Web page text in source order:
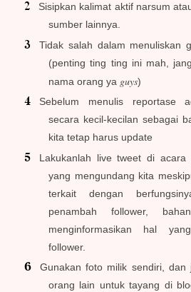
Sisipkan kalimat aktif narsum
sumber lainnya.
Tidak salah dalam menuliskan
(penting ting ting ini mah,
nama orang ya guys)
Sebelum menulis reportase
secara kecil-kecilan sebagai
kita tetap harus update
Lakukanlah live tweet di
yang mengundang kita
terkait dengan
penambah follower,
menginformasikan hal
follower.
Gunakan foto milik sendiri, dan
orang lain untuk tayang di